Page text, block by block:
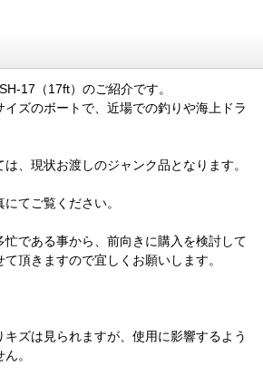
17（17ft）のご紹介です。
ズのボートで、近場での釣りや海上ドラ
、現状お渡しのジャンク品となります。
てご覧ください。
忙である事から、前向きに購入を検討して
頂きますので宜しくお願いします。
ズは見られますが、使用に影響するよう
。